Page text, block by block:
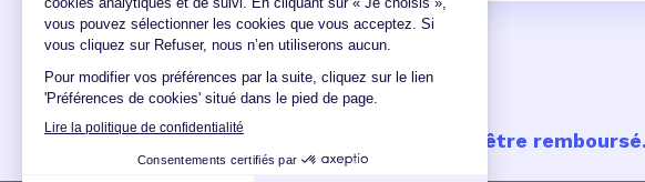
Un crédit vous engage et doit être